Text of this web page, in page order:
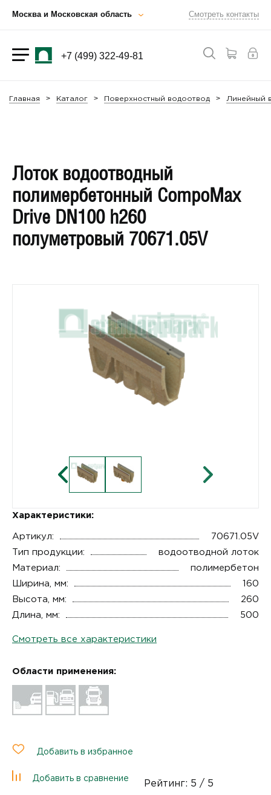
Москва и Московская область Смотреть контакты
+7 (499) 322-49-81
Главная Каталог Поверхностный водоотвод Линейный
Лоток водоотводный
полимербетонный CompoMax
Drive DN100 h260
полуметровый 70671.05V
Характеристики:
Артикул:
70671.05V
Тип продукции:
водоотводной лоток
Материал:
полимербетон
Ширина, мм:
160
Высота, мм:
260
Длина, мм:
500
Смотреть все характеристики
Области применения:
Добавить в избранное
Добавить в сравнение
Рейтинг: 5 / 5